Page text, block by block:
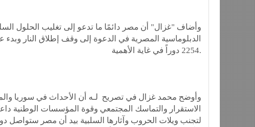
وأضاف "غزال" أن مصر دائمًا ما تدعو إلى تغليب الحلول
الدبلوماسية المصرية في الدعوة إلى وقف إطلاق النار
2254 دوراً في غاية الأهمية.
وأوضح محمد غزال في تصريح لـه أن الأحداث في سوريا
الاستقرار والتماسك المجتمعي وقوة المؤسسات الوطنية
لتجنب ويلات الحروب وآثارها السلبية بيد أن مصر ستواصل